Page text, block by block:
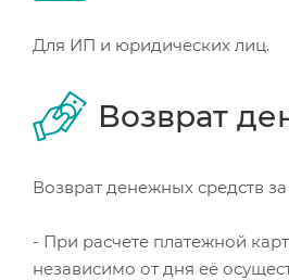
Для ИП и юридических лиц.
Возврат
Возврат денежных средств
- При расчете платежной
независимо от дня её